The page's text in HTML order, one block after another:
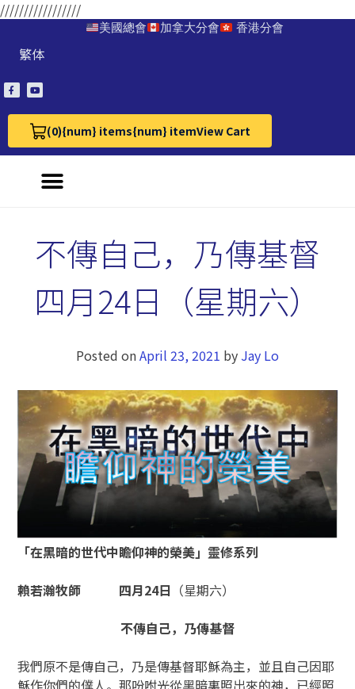
/////////////////
美國總會 加拿大分會 香港分會
繁体
(0)
View Cart 0{num} items{num} itemView Cart
不傳自己，乃傳基督
四月24日（星期六）
Posted onApril 23, 2021 by Jay Lo
「在黑暗的世代中瞻仰神的榮美」靈修系列
賴若瀚牧師 四月24日 （星期六）
不傳自己，乃傳基督
我們原不是傳自己，乃是傳基督耶穌為主，並且自己因耶
穌作你們的僕人。那吩咐光從黑暗裏照出來的神，已經照